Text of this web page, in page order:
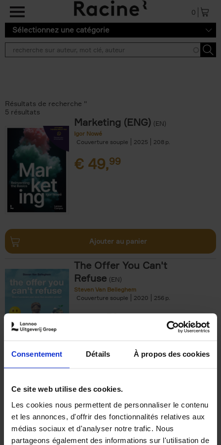
Consentement Détails À propos des cookies
Ce site web utilise des cookies.
Les cookies nous permettent de personnaliser le contenu
et les annonces, d'offrir des fonctionnalités relatives aux
médias sociaux et d'analyser notre trafic. Nous
partageons également des informations sur l'utilisation de
Aller au contenu principal
0
Sélectionnez une catégorie
Résultats de recherche ''
5 résultats
Marketing (ENG) (EN)
Igor Nowé
Couverture souple
2025 208
€ 49,99
Ajouter au panier
The Offer You Can't
Refuse (EN)
Steven Van Belleghem
Couverture souple
2020 256
€37,50
Building Bonds = Building
Business
Jochen Roef Jozefien De Feyter
Carolien Boom
Couverture souple
2025 200